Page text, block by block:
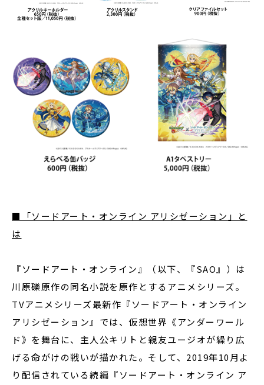
■「ソードアート・オンライン アリシゼーション」と
は
『ソードアート・オンライン』（以下、『SAO』）は
川原礫原作の同名小説を原作とするアニメシリーズ。
TVアニメシリーズ最新作『ソードアート・オンライン
アリシゼーション』では、仮想世界《アンダーワール
ド》を舞台に、主人公キリトと親友ユージオが繰り広
げる命がけの戦いが描かれた。そして、2019年10月よ
り配信されている続編『ソードアート・オンライン ア